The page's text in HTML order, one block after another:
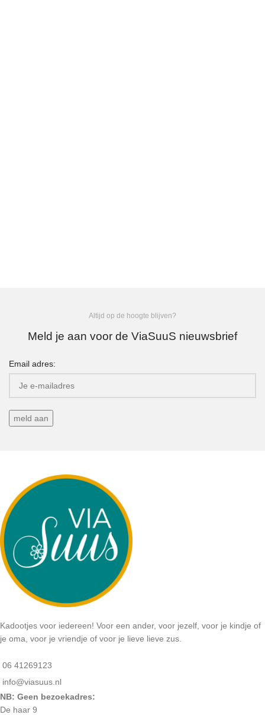
Altijd op de hoogte blijven?
Meld je aan voor de ViaSuuS nieuwsbrief
Email adres:
Kadootjes voor iedereen! Voor een ander, voor jezelf, voor je kindje of
je oma, voor je vriendje of voor je lieve lieve zus.
06 41269123
info@viasuus.nl
NB: Geen bezoekadres:
De haar 9